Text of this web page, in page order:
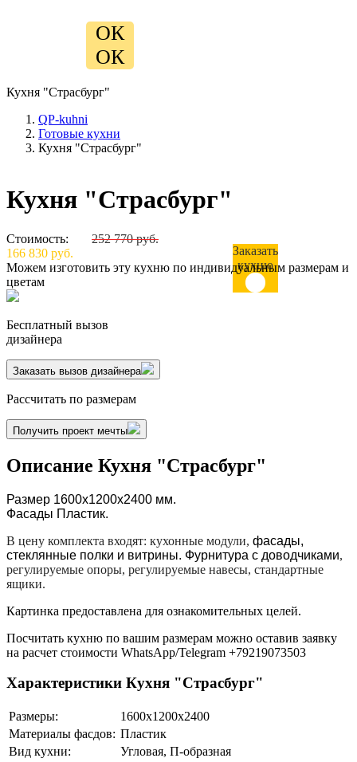
ОК
ОК
Кухня "Страсбург"
QP-kuhni
Готовые кухни
Кухня "Страсбург"
Кухня "Страсбург"
Стоимость:
252 770 руб.
166 830 руб.
Заказать
кухню
Можем изготовить эту кухню по индивидуальным размерам и
цветам
Бесплатный вызов
дизайнера
Заказать вызов дизайнера
Рассчитать по размерам
Получить проект мечты
Описание Кухня "Страсбург"
Размер 1600х1200х2400 мм.
Фасады Пластик.
В цену комплекта входят: кухонные модули, фасады,
стеклянные полки и витрины. Фурнитура с доводчиками,
регулируемые опоры, регулируемые навесы, стандартные
ящики.
Картинка предоставлена для ознакомительных целей.
Посчитать кухню по вашим размерам можно оставив заявку
на расчет стоимости WhatsApp/Telegram +79219073503
Характеристики Кухня "Страсбург"
Размеры:
1600х1200х2400
Материалы фасдов: Пластик
Вид кухни:
Угловая, П-образная